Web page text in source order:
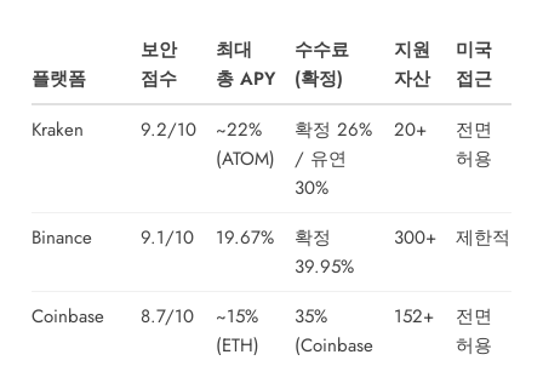
플랫폼
보안
점수
최대
총 APY
수수료
(확정)
지원
자산
미국
접근
Kraken
9.2/10
~22%
(ATOM)
확정 26%
/ 유연
30%
20+
전면
허용
Binance 9.1/10 19.67%
확정
39.95%
300+ 제한적
Coinbase 8.7/10
~15%
(ETH)
35%
(Coinbase
152+
전면
허용